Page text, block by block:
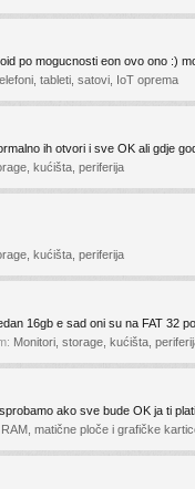
po mogucnosti eon ovo ono :)
tableti, satovi, IoT oprema
ih otvori i sve OK ali gdje
kućišta, periferija
kućišta, periferija
16gb e sad oni su na FAT 32
Monitori, storage, kućišta,
ako sve bude OK ja ti
matične ploče i grafičke